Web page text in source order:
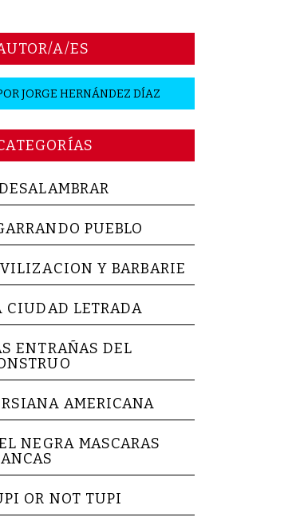
A/ES
JORGE HERNÁNDEZ DÍAZ
PUEBLO
Y BARBARIE
CIUDAD LETRADA
ENTRAÑAS DEL
AMERICANA
NEGRA MASCARAS
OR NOT TUPI